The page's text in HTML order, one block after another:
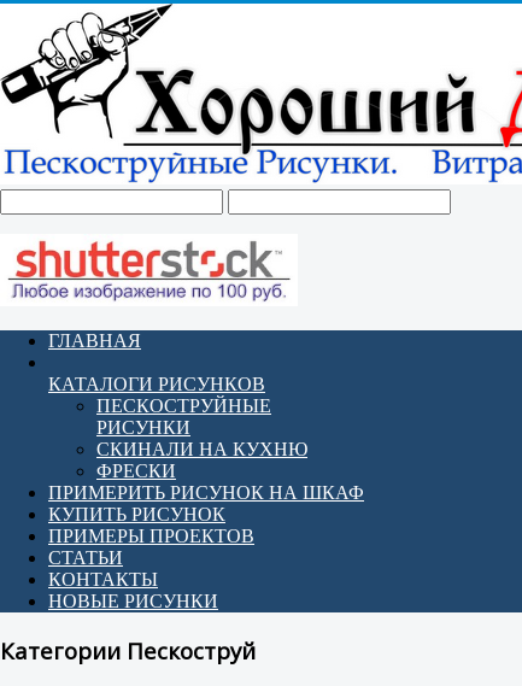
ГЛАВНАЯ
КАТАЛОГИ РИСУНКОВ
ПЕСКОСТРУЙНЫЕ
РИСУНКИ
СКИНАЛИ НА КУХНЮ
ФРЕСКИ
ПРИМЕРИТЬ РИСУНОК НА ШКАФ
КУПИТЬ РИСУНОК
ПРИМЕРЫ ПРОЕКТОВ
СТАТЬИ
КОНТАКТЫ
НОВЫЕ РИСУНКИ
Категории Пескоструй